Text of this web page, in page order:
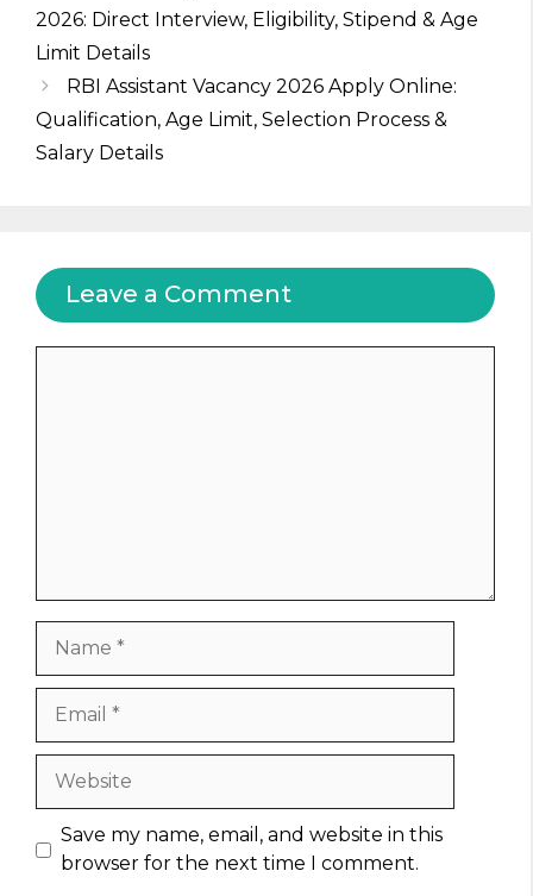
2026: Direct Interview, Eligibility, Stipend & Age
Limit Details
RBI Assistant Vacancy 2026 Apply Online:
Qualification, Age Limit, Selection Process &
Salary Details
Leave a Comment
Website
Save my name, email, and website in this
browser for the next time I comment.